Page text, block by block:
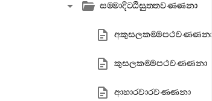
සම‍්මාදිට‍්ඨිසුත‍්තවණ‍්ණනා
අකුසලකම‍්මපථවණ‍්ණනා
කුසලකම‍්මපථවණ‍්ණනා
ආහාරවාරවණ‍්ණනා